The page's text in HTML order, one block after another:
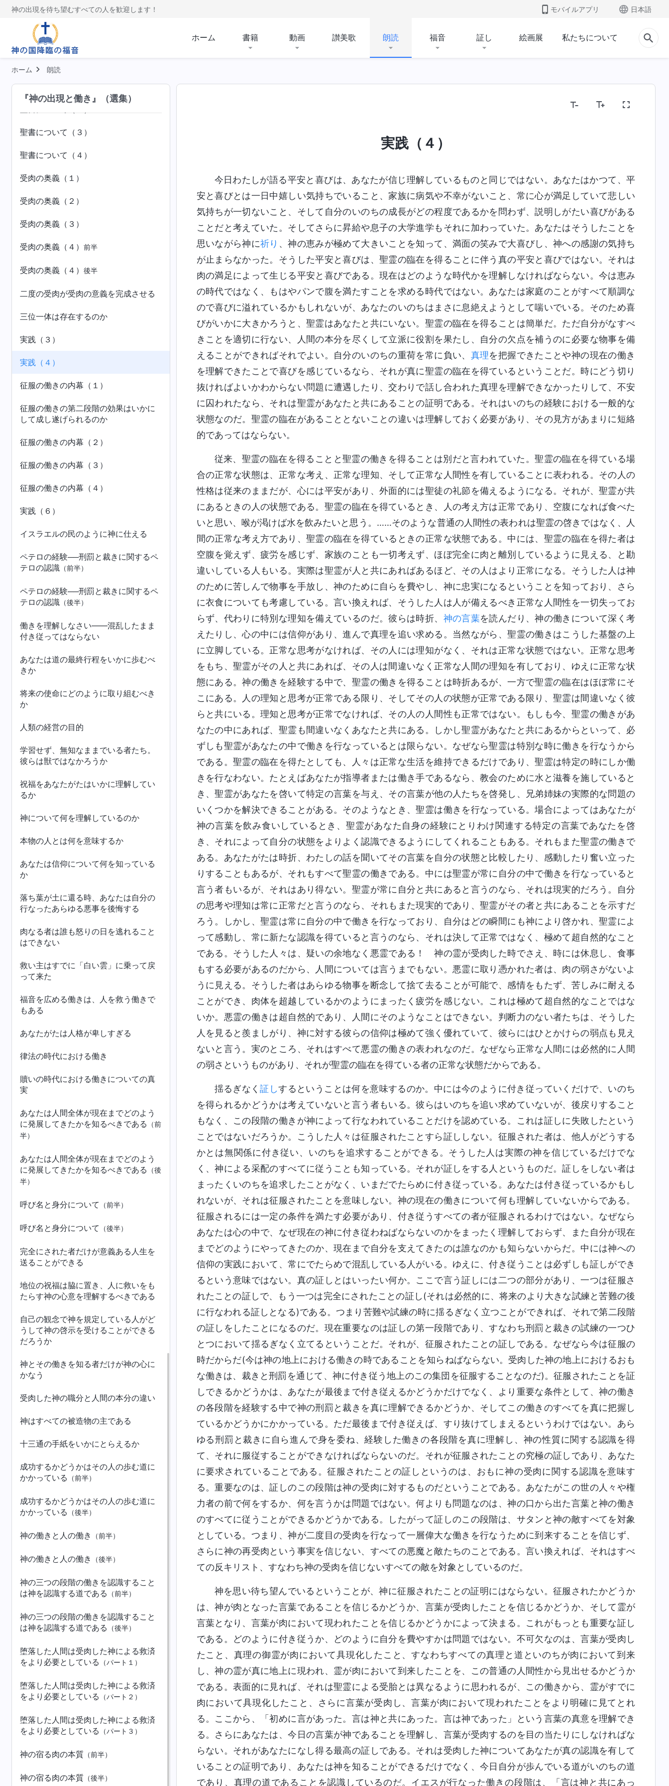
神の出現を待ち望むすべての人を歓迎します！ モバイルアプリ 日本語
ホーム 書籍 動画 讃美歌 朗読 福音 証し 絵画展 私たちについて
ホーム 朗読
『神の出現と働き』（選集）
神の働きのビジョン（1）
神の働きのビジョン（2）
神の働きのビジョン（３）後半
聖書について（３）
聖書について（４）
受肉の奥義（１）
受肉の奥義（２）
受肉の奥義（３）
受肉の奥義（４） 前半
受肉の奥義（４） 後半
二度の受肉が受肉の意義を完成させる
三位一体は存在するのか
実践（３）
実践（４）
征服の働きの内幕（１）
征服の働きの第二段階の効果はいかに
して成し遂げられるのか
征服の働きの内幕（２）
征服の働きの内幕（３）
征服の働きの内幕（４）
実践（６）
イスラエルの民のように神に仕える
ペテロの経験──刑罰と裁きに関するペ
テロの認識 （前半）
ペテロの経験──刑罰と裁きに関するペ
テロの認識 （後半）
働きを理解しなさい――混乱したまま
付き従ってはならない
あなたは道の最終行程をいかに歩むべ
きか
将来の使命にどのように取り組むべき
か
人類の経営の目的
学習せず、無知なままでいる者たち。
彼らは獣ではなかろうか
祝福をあなたがたはいかに理解してい
るか
神について何を理解しているのか
本物の人とは何を意味するか
あなたは信仰について何を知っている
か
落ち葉が土に還る時、あなたは自分の
行なったあらゆる悪事を後悔する
肉なる者は誰も怒りの日を逃れること
はできない
救い主はすでに「白い雲」に乗って戻
って来た
福音を広める働きは、人を救う働きで
もある
あなたがたは人格が卑しすぎる
律法の時代における働き
贖いの時代における働きについての真
実
あなたは人間全体が現在までどのよう
に発展してきたかを知るべきである
（前
半）
あなたは人間全体が現在までどのよう
に発展してきたかを知るべきである
（後
半）
呼び名と身分について （前半）
呼び名と身分について （後半）
完全にされた者だけが意義ある人生を
送ることができる
地位の祝福は脇に置き、人に救いをも
たらす神の心意を理解するべきである
自己の観念で神を規定している人がど
うして神の啓示を受けることができる
だろうか
神とその働きを知る者だけが神の心に
かなう
受肉した神の職分と人間の本分の違い
神はすべての被造物の主である
十三通の手紙をいかにとらえるか
成功するかどうかはその人の歩む道に
かかっている
（前半）
成功するかどうかはその人の歩む道に
かかっている
（後半）
神の働きと人の働き （前半）
神の働きと人の働き （後半）
神の三つの段階の働きを認識すること
は神を認識する道である
（前半）
神の三つの段階の働きを認識すること
は神を認識する道である
（後半）
堕落した人間は受肉した神による救済
をより必要としている
（パート１）
堕落した人間は受肉した神による救済
をより必要としている
（パート２）
堕落した人間は受肉した神による救済
をより必要としている
（パート３）
神の宿る肉の本質 （前半）
神の宿る肉の本質 （後半）
実践（４）
今日わたしが語る平安と喜びは、あなたが信じ理解しているものと同じではない。あなたはかつて、平
安と喜びとは一日中嬉しい気持ちでいること、家族に病気や不幸がないこと、常に心が満足していて悲しい
気持ちが一切ないこと、そして自分のいのちの成長がどの程度であるかを問わず、説明しがたい喜びがある
ことだと考えていた。そしてさらに昇給や息子の大学進学もそれに加わっていた。あなたはそうしたことを
思いながら神に祈り 、神の恵みが極めて大きいことを知って、満面の笑みで大喜びし、神への感謝の気持ち
が止まらなかった。そうした平安と喜びは、聖霊の臨在を得ることに伴う真の平安と喜びではない。それは
肉の満足によって生じる平安と喜びである。現在はどのような時代かを理解しなければならない。今は恵み
の時代ではなく、もはやパンで腹を満たすことを求める時代ではない。あなたは家庭のことがすべて順調な
ので喜びに溢れているかもしれないが、あなたのいのちはまさに息絶えようとして喘いでいる。そのため喜
びがいかに大きかろうと、聖霊はあなたと共にいない。聖霊の臨在を得ることは簡単だ。ただ自分がなすべ
きことを適切に行ない、人間の本分を尽くして立派に役割を果たし、自分の欠点を補うのに必要な物事を備
えることができればそれでよい。自分のいのちの重荷を常に負い、 真理を把握できたことや神の現在の働き
を理解できたことで喜びを感じているなら、それが真に聖霊の臨在を得ているということだ。時にどう切り
抜ければよいかわからない問題に遭遇したり、交わりで話し合われた真理を理解できなかったりして、不安
に囚われたなら、それは聖霊があなたと共にあることの証明である。それはいのちの経験における一般的な
状態なのだ。聖霊の臨在があることとないことの違いは理解しておく必要があり、その見方があまりに短絡
的であってはならない。
従来、聖霊の臨在を得ることと聖霊の働きを得ることは別だと言われていた。聖霊の臨在を得ている場
合の正常な状態は、正常な考え、正常な理知、そして正常な人間性を有していることに表われる。その人の
性格は従来のままだが、心には平安があり、外面的には聖徒の礼節を備えるようになる。それが、聖霊が共
にあるときの人の状態である。聖霊の臨在を得ているとき、人の考え方は正常であり、空腹になれば食べた
いと思い、喉が渇けば水を飲みたいと思う。……そのような普通の人間性の表われは聖霊の啓きではなく、人
間の正常な考え方であり、聖霊の臨在を得ているときの正常な状態である。中には、聖霊の臨在を得た者は
空腹を覚えず、疲労を感じず、家族のことも一切考えず、ほぼ完全に肉と離別しているように見える、と勘
違いしている人もいる。実際は聖霊が人と共にあればあるほど、その人はより正常になる。そうした人は神
のために苦しんで物事を手放し、神のために自らを費やし、神に忠実になるということを知っており、さら
に衣食についても考慮している。言い換えれば、そうした人は人が備えるべき正常な人間性を一切失ってお
らず、代わりに特別な理知を備えているのだ。彼らは時折、 神の言葉を読んだり、神の働きについて深く考
えたりし、心の中には信仰があり、進んで真理を追い求める。当然ながら、聖霊の働きはこうした基盤の上
に立脚している。正常な思考がなければ、その人には理知がなく、それは正常な状態ではない。正常な思考
をもち、聖霊がその人と共にあれば、その人は間違いなく正常な人間の理知を有しており、ゆえに正常な状
態にある。神の働きを経験する中で、聖霊の働きを得ることは時折あるが、一方で聖霊の臨在はほぼ常にそ
こにある。人の理知と思考が正常である限り、そしてその人の状態が正常である限り、聖霊は間違いなく彼
らと共にいる。理知と思考が正常でなければ、その人の人間性も正常ではない。もしも今、聖霊の働きがあ
なたの中にあれば、聖霊も間違いなくあなたと共にある。しかし聖霊があなたと共にあるからといって、必
ずしも聖霊があなたの中で働きを行なっているとは限らない。なぜなら聖霊は特別な時に働きを行なうから
である。聖霊の臨在を得たとしても、人々は正常な生活を維持できるだけであり、聖霊は特定の時にしか働
きを行なわない。たとえばあなたが指導者または働き手であるなら、教会のために水と滋養を施していると
き、聖霊があなたを啓いて特定の言葉を与え、その言葉が他の人たちを啓発し、兄弟姉妹の実際的な問題の
いくつかを解決できることがある。そのようなとき、聖霊は働きを行なっている。場合によってはあなたが
神の言葉を飲み食いしているとき、聖霊があなた自身の経験にとりわけ関連する特定の言葉であなたを啓
き、それによって自分の状態をよりよく認識できるようにしてくれることもある。それもまた聖霊の働きで
ある。あなたがたは時折、わたしの話を聞いてその言葉を自分の状態と比較したり、感動したり奮い立った
りすることもあるが、それもすべて聖霊の働きである。中には聖霊が常に自分の中で働きを行なっていると
言う者もいるが、それはあり得ない。聖霊が常に自分と共にあると言うのなら、それは現実的だろう。自分
の思考や理知は常に正常だと言うのなら、それもまた現実的であり、聖霊がその者と共にあることを示すだ
ろう。しかし、聖霊は常に自分の中で働きを行なっており、自分はどの瞬間にも神により啓かれ、聖霊によ
って感動し、常に新たな認識を得ていると言うのなら、それは決して正常ではなく、極めて超自然的なこと
である。そうした人々は、疑いの余地なく悪霊である！ 神の霊が受肉した時でさえ、時には休息し、食事
もする必要があるのだから、人間については言うまでもない。悪霊に取り憑かれた者は、肉の弱さがないよ
うに見える。そうした者はあらゆる物事を断念して捨て去ることが可能で、感情をもたず、苦しみに耐える
ことができ、肉体を超越しているかのようにまったく疲労を感じない。これは極めて超自然的なことではな
いか。悪霊の働きは超自然的であり、人間にそのようなことはできない。判断力のない者たちは、そうした
人を見ると羨ましがり、神に対する彼らの信仰は極めて強く優れていて、彼らにはひとかけらの弱点も見え
ないと言う。実のところ、それはすべて悪霊の働きの表われなのだ。なぜなら正常な人間には必然的に人間
の弱さというものがあり、それが聖霊の臨在を得ている者の正常な状態だからである。
揺るぎなく証しするということは何を意味するのか。中には今のように付き従っていくだけで、いのち
を得られるかどうかは考えていないと言う者もいる。彼らはいのちを追い求めていないが、後戻りすること
もなく、この段階の働きが神によって行なわれていることだけを認めている。これは証しに失敗したという
ことではないだろうか。こうした人々は征服されたことすら証ししない。征服された者は、他人がどうする
かとは無関係に付き従い、いのちを追求することができる。そうした人は実際の神を信じているだけでな
く、神による采配のすべてに従うことも知っている。それが証しをする人というものだ。証しをしない者は
まったくいのちを追求したことがなく、いまだでたらめに付き従っている。あなたは付き従っているかもし
れないが、それは征服されたことを意味しない。神の現在の働きについて何も理解していないからである。
征服されるには一定の条件を満たす必要があり、付き従うすべての者が征服されるわけではない。なぜなら
あなたは心の中で、なぜ現在の神に付き従わねばならないのかをまったく理解しておらず、また自分が現在
までどのようにやってきたのか、現在まで自分を支えてきたのは誰なのかも知らないからだ。中には神への
信仰の実践において、常にでたらめで混乱している人がいる。ゆえに、付き従うことは必ずしも証しができ
るという意味ではない。真の証しとはいったい何か。ここで言う証しには二つの部分があり、一つは征服さ
れたことの証しで、もう一つは完全にされたことの証し(それは必然的に、将来のより大きな試練と苦難の後
に行なわれる証しとなる)である。つまり苦難や試練の時に揺るぎなく立つことができれば、それで第二段階
の証しをしたことになるのだ。現在重要なのは証しの第一段階であり、すなわち刑罰と裁きの試練の一つひ
とつにおいて揺るぎなく立てるということだ。それが、征服されたことの証しである。なぜなら今は征服の
時だからだ(今は神の地上における働きの時であることを知らねばならない。受肉した神の地上におけるおも
な働きは、裁きと刑罰を通じて、神に付き従う地上のこの集団を征服することなのだ)。征服されたことを証
しできるかどうかは、あなたが最後まで付き従えるかどうかだけでなく、より重要な条件として、神の働き
の各段階を経験する中で神の刑罰と裁きを真に理解できるかどうか、そしてこの働きのすべてを真に把握し
ているかどうかにかかっている。ただ最後まで付き従えば、すり抜けてしまえるというわけではない。あら
ゆる刑罰と裁きに自ら進んで身を委ね、経験した働きの各段階を真に理解し、神の性質に関する認識を得
て、それに服従することができなければならないのだ。それが征服されたことの究極の証しであり、あなた
に要求されていることである。征服されたことの証しというのは、おもに神の受肉に関する認識を意味す
る。重要なのは、証しのこの段階は神の受肉に対するものだということである。あなたがこの世の人々や権
力者の前で何をするか、何を言うかは問題ではない。何よりも問題なのは、神の口から出た言葉と神の働き
のすべてに従うことができるかどうかである。したがって証しのこの段階は、サタンと神の敵すべてを対象
としている。つまり、神が二度目の受肉を行なって一層偉大な働きを行なうために到来することを信じず、
さらに神の再受肉という事実を信じない、すべての悪魔と敵たちのことである。言い換えれば、それはすべ
ての反キリスト、すなわち神の受肉を信じないすべての敵を対象としているのだ。
神を思い待ち望んでいるということが、神に征服されたことの証明にはならない。征服されたかどうか
は、神が肉となった言葉であることを信じるかどうか、言葉が受肉したことを信じるかどうか、そして霊が
言葉となり、言葉が肉において現われたことを信じるかどうかによって決まる。これがもっとも重要な証し
である。どのように付き従うか、どのように自分を費やすかは問題ではない。不可欠なのは、言葉が受肉し
たこと、真理の御霊が肉において具現化したこと、すなわちすべての真理と道といのちが肉において到来
し、神の霊が真に地上に現われ、霊が肉において到来したことを、この普通の人間性から見出せるかどうか
である。表面的に見れば、それは聖霊による受胎とは異なるように思われるが、この働きから、霊がすでに
肉において具現化したこと、さらに言葉が受肉し、言葉が肉において現われたことをより明確に見てとれ
る。ここから、「初めに言があった。言は神と共にあった。言は神であった」という言葉の真意を理解でき
る。さらにあなたは、今日の言葉が神であることを理解し、言葉が受肉するのを目の当たりにしなければな
らない。それがあなたになし得る最高の証しである。それは受肉した神についてあなたが真の認識を有して
いることの証明であり、あなたは神を知ることができるだけでなく、今日自分が歩んでいる道がいのちの道
であり、真理の道であることを認識しているのだ。イエスが行なった働きの段階は、「言は神と共にあっ